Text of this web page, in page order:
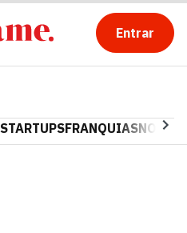
Entrar
STARTUPSFRANQUIAS